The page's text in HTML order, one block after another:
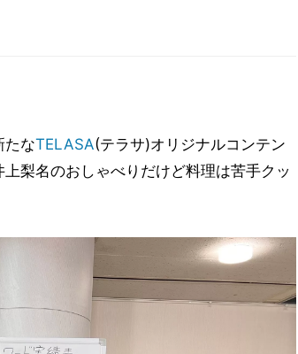
たなTELASA(テラサ)オリジナルコンテン
梨名のおしゃべりだけど料理は苦手クッ